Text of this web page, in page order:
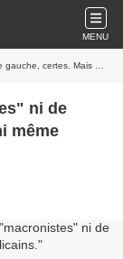
MENU
Mais ni même républicains.
ni de
même